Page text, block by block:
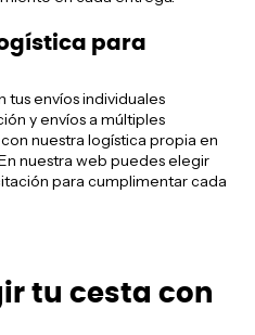
para
envíos individuales
y envíos a múltiples
nuestra logística propia en
nuestra web puedes elegir
para cumplimentar cada
tu cesta con